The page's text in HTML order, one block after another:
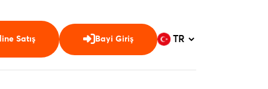
Satış Bayi Giriş